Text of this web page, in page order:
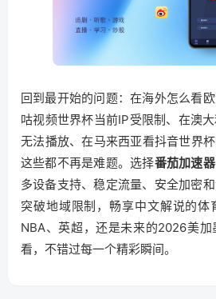
回到最开始的问题：在海外怎么看
咕视频世界杯当前IP受限制、在澳
无法播放、在马来西亚看抖音世界
这些都不再是难题。选择番茄加速器
多设备支持、稳定流量、安全加密
突破地域限制，畅享中文解说的体
NBA、英超，还是未来的2026美
看，不错过每一个精彩瞬间。